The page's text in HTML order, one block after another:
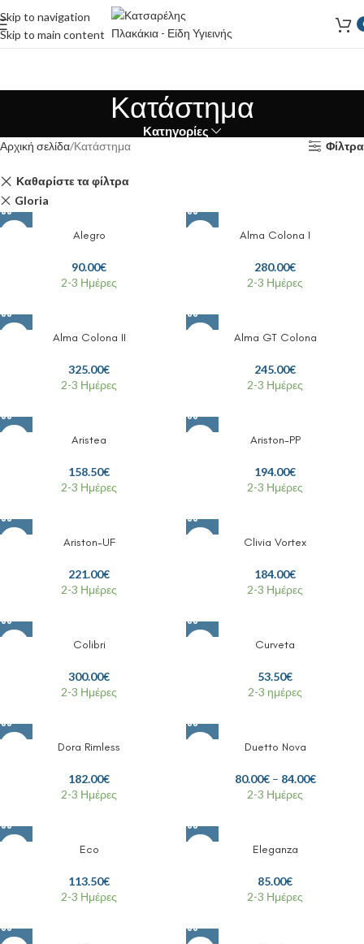
Skip to navigation
Skip to main content
Κατάστημα
Κατηγορίες
Αρχική σελίδα Κατάστημα Φίλτρα
Καθαρίστε τα φίλτρα
Gloria
Alegro
90.00€
2-3 Ημέρες
Alma Colona I
280.00€
2-3 Ημέρες
Alma Colona II
325.00€
2-3 Ημέρες
Alma GT Colona
245.00€
2-3 Ημέρες
Aristea
158.50€
2-3 Ημέρες
Ariston-PP
194.00€
2-3 Ημέρες
Ariston-UF
221.00€
2-3 Ημέρες
Clivia Vortex
184.00€
2-3 Ημέρες
Colibri
300.00€
2-3 Ημέρες
Curveta
53.50€
2-3 ημέρες
Dora Rimless
182.00€
2-3 Ημέρες
Duetto Nova
80.00€ – 84.00€
2-3 Ημέρες
Eco
113.50€
2-3 Ημέρες
Eleganza
85.00€
2-3 Ημέρες